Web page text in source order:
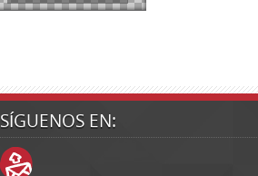
SÍGUENOS EN: